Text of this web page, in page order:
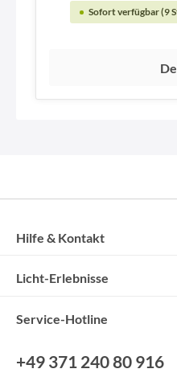
Sofort verfügbar (9
Service-Hotline
+49 371 240 80 916
Hilfe & Kontakt
Licht-Erlebnisse